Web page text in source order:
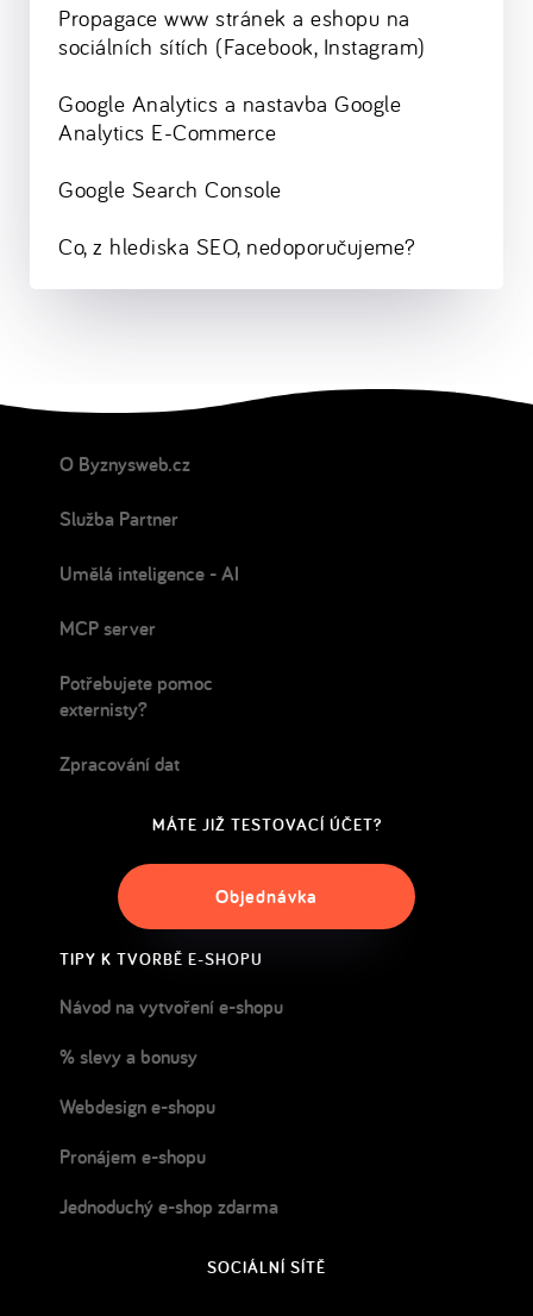
Propagace www stránek a eshopu na
sociálních sítích (Facebook, Instagram)
Google Analytics a nastavba Google
Analytics E-Commerce
Google Search Console
Co, z hlediska SEO, nedoporučujeme?
O Byznysweb.cz
Služba Partner
Umělá inteligence - AI
MCP server
Potřebujete pomoc
externisty?
Zpracování dat
MÁTE JIŽ TESTOVACÍ ÚČET?
Objednávka
TIPY K TVORBĚ E-SHOPU
Návod na vytvoření e-shopu
% slevy a bonusy
Webdesign e-shopu
Pronájem e-shopu
Jednoduchý e-shop zdarma
SOCIÁLNÍ SÍTĚ